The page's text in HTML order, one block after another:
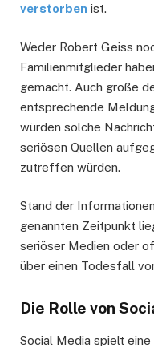
verstorben ist.
Weder Robert Geiss
Familienmitglieder
gemacht. Auch große
entsprechende
würden solche
seriösen Quellen
zutreffen würden.
Stand der
genannten Zeitpunkt
seriöser Medien oder
über einen Todesfall
Die Rolle von
Social Media spielt